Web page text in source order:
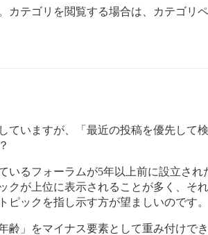
カテゴリを閲覧する場合は、カテゴリ
ていますが、「最近の投稿を優先し
いるフォーラムが5年以上前に設立さ
クが上位に表示されることが多く、
ックを指し示す方が望ましいのです。
齢」をマイナス要素として重み付けで